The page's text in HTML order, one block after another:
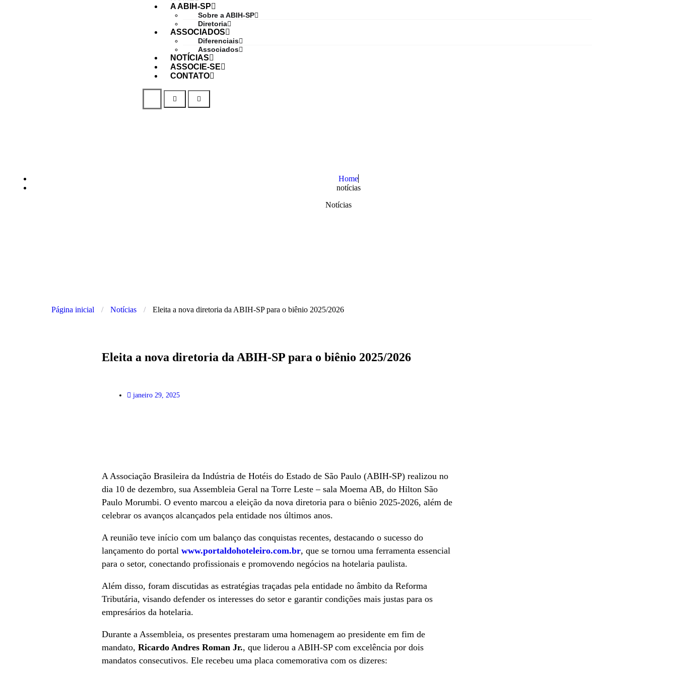
A ABIH-SP
Sobre a ABIH-SP
Diretoria
ASSOCIADOS
Diferenciais
Associados
NOTÍCIAS
ASSOCIE-SE
CONTATO
Home
notícias
Notícias
Página inicial / Notícias / Eleita a nova diretoria da ABIH-SP para o biênio 2025/2026
Eleita a nova diretoria da ABIH-SP para o biênio 2025/2026
janeiro 29, 2025
A Associação Brasileira da Indústria de Hotéis do Estado de São Paulo (ABIH-SP) realizou no
dia 10 de dezembro, sua Assembleia Geral na Torre Leste – sala Moema AB, do Hilton São
Paulo Morumbi. O evento marcou a eleição da nova diretoria para o biênio 2025-2026, além de
celebrar os avanços alcançados pela entidade nos últimos anos.
A reunião teve início com um balanço das conquistas recentes, destacando o sucesso do
lançamento do portal www.portaldohoteleiro.com.br, que se tornou uma ferramenta essencial
para o setor, conectando profissionais e promovendo negócios na hotelaria paulista.
Além disso, foram discutidas as estratégias traçadas pela entidade no âmbito da Reforma
Tributária, visando defender os interesses do setor e garantir condições mais justas para os
empresários da hotelaria.
Durante a Assembleia, os presentes prestaram uma homenagem ao presidente em fim de
mandato, Ricardo Andres Roman Jr., que liderou a ABIH-SP com excelência por dois
mandatos consecutivos. Ele recebeu uma placa comemorativa com os dizeres: